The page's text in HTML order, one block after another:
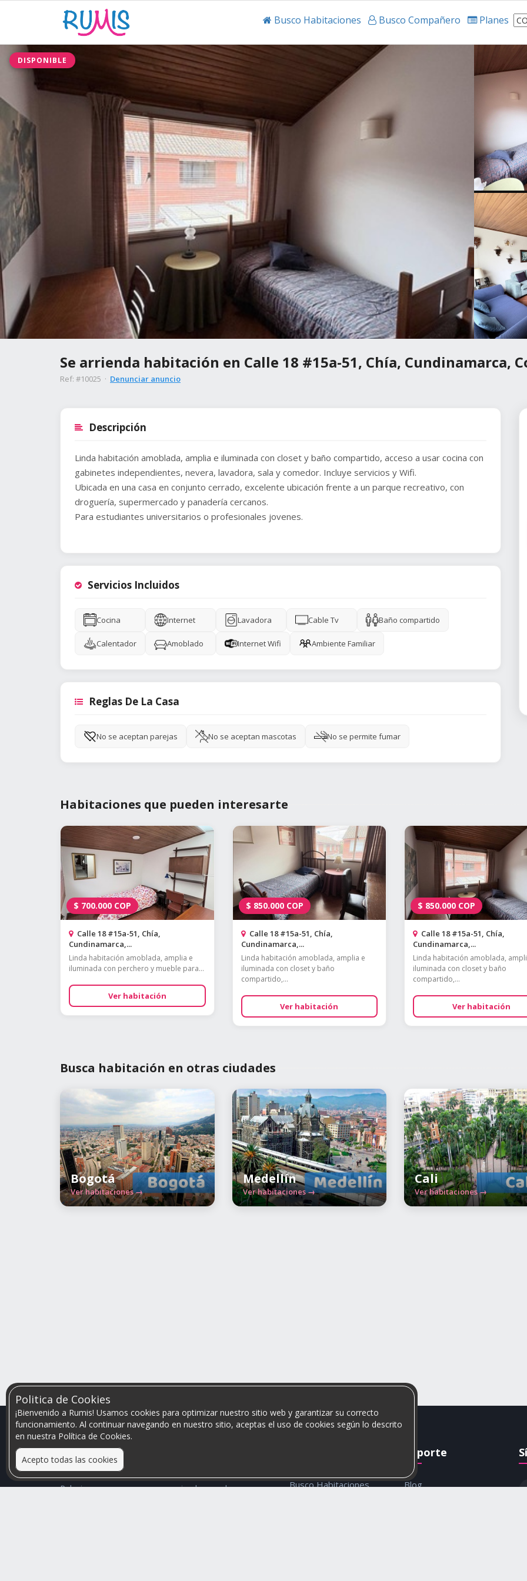
Busco Habitaciones Busco Compañero Planes
DISPONIBLE
Se arrienda habitación en Calle 18 #15a-51, Chía, Cundinamarca,
Ref: #10025 · Denunciar anuncio
Descripción
Linda habitación amoblada, amplia e iluminada con closet y baño compartido, acceso a usar cocina con
gabinetes independientes, nevera, lavadora, sala y comedor. Incluye servicios y Wifi.
Ubicada en una casa en conjunto cerrado, excelente ubicación frente a un parque recreativo, con
droguería, supermercado y panadería cercanos.
Para estudiantes universitarios o profesionales jovenes.
Servicios Incluidos
Cocina Internet Lavadora Cable Tv Baño compartido
Calentador Amoblado Internet Wifi Ambiente Familiar
Reglas De La Casa
No se aceptan parejas No se aceptan mascotas No se permite fumar
Habitaciones que pueden interesarte
$ 700.000 COP
Calle 18 #15a-51, Chía,
Cundinamarca,...
Linda habitación amoblada, amplia e
iluminada con perchero y mueble para...
Ver habitación
$ 850.000 COP
Calle 18 #15a-51, Chía,
Cundinamarca,...
Linda habitación amoblada, amplia e
iluminada con closet y baño
compartido,...
Ver habitación
$ 850.000 COP
Calle 18 #15a-51, Chía,
Cundinamarca,...
Linda habitación amoblada,
iluminada con closet y baño
compartido,...
Ver habitación
Busca habitación en otras ciudades
Bogotá
Ver habitaciones →
Medellín
Ver habitaciones →
Cali
Ver habitaciones →
Politica de Cookies
¡Bienvenido a Rumis! Usamos cookies para optimizar nuestro sitio web y garantizar su correcto
funcionamiento. Al continuar navegando en nuestro sitio, aceptas el uso de cookies según lo descrito
en nuestra Política de Cookies.
Acepto todas las cookies
Relacionamos personas que arriendan con las que
Busco Habitaciones
Soporte
Blog